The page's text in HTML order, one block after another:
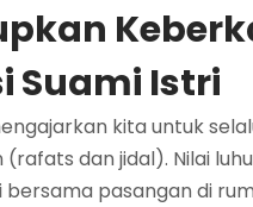
Suami Istri
kita untuk
dan jidal). Nilai
pasangan di